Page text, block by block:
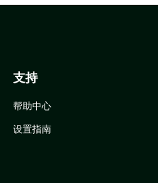
支持
帮助中心
设置指南